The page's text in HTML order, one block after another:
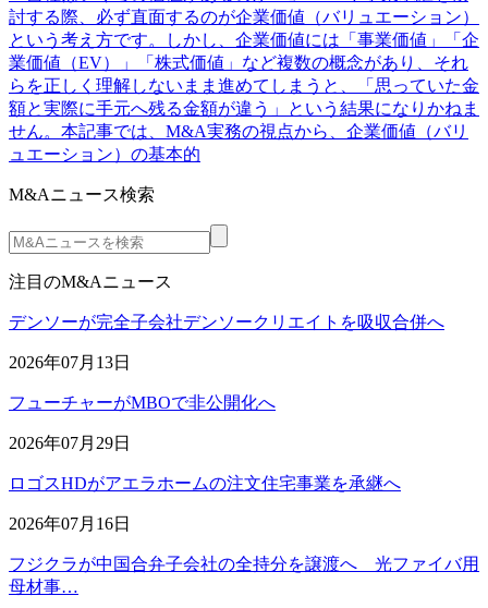
討する際、必ず直面するのが企業価値（バリュエーション）
という考え方です。しかし、企業価値には「事業価値」「企
業価値（EV）」「株式価値」など複数の概念があり、それ
らを正しく理解しないまま進めてしまうと、「思っていた金
額と実際に手元へ残る金額が違う」という結果になりかねま
せん。本記事では、M&A実務の視点から、企業価値（バリ
ュエーション）の基本的
M&Aニュース検索
注目のM&Aニュース
デンソーが完全子会社デンソークリエイトを吸収合併へ
2026年07月13日
フューチャーがMBOで非公開化へ
2026年07月29日
ロゴスHDがアエラホームの注文住宅事業を承継へ
2026年07月16日
フジクラが中国合弁子会社の全持分を譲渡へ 光ファイバ用
母材事…